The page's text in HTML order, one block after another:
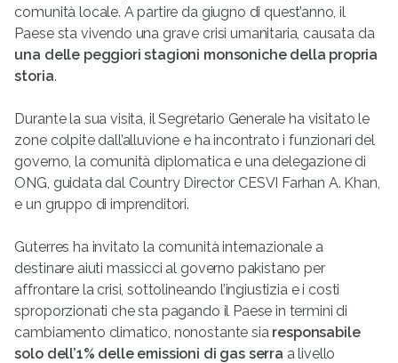
comunità locale. A partire da giugno di quest’anno, il
Paese sta vivendo una grave crisi umanitaria, causata da
una delle peggiori stagioni monsoniche della propria
storia.
Durante la sua visita, il Segretario Generale ha visitato le
zone colpite dall’alluvione e ha incontrato i funzionari del
governo, la comunità diplomatica e una delegazione di
ONG, guidata dal Country Director CESVI Farhan A. Khan,
e un gruppo di imprenditori.
Guterres ha invitato la comunità internazionale a
destinare aiuti massicci al governo pakistano per
affrontare la crisi, sottolineando l’ingiustizia e i costi
sproporzionati che sta pagando il Paese in termini di
cambiamento climatico, nonostante sia responsabile
solo dell’1% delle emissioni di gas serra a livello